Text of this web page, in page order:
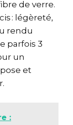
de verre.
: légèreté,
rendu
parfois 3
un
et
: